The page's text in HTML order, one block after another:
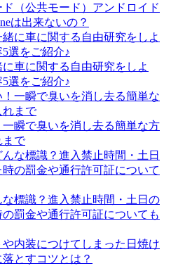
（公共モード）アンドロイド
は出来ないの？
車に関する自由研究をしよ
選をご紹介♪
瞬で臭いを消し去る簡単な方
まで
標識？進入禁止時間・土日の
罰金や通行許可証についても